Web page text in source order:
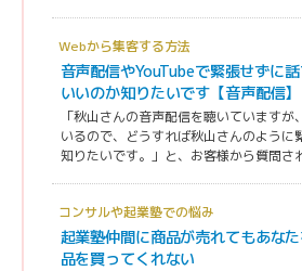
Webから集客する方法
音声配信やYouTubeで緊張せずに
いいのか知りたいです【音声配信】
「秋山さんの音声配信を聴いています
いるので、どうすれば秋山さんのように
知りたいです。」と、お客様から質問さ
コンサルや起業塾での悩み
起業塾仲間に商品が売れてもあな
品を買ってくれない